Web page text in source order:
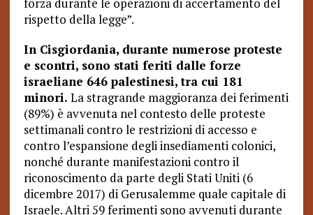
forza durante le operazioni di accertamento del
rispetto della legge”.
In Cisgiordania, durante numerose proteste
e scontri, sono stati feriti dalle forze
israeliane 646 palestinesi, tra cui 181
minori. La stragrande maggioranza dei ferimenti
(89%) è avvenuta nel contesto delle proteste
settimanali contro le restrizioni di accesso e
contro l’espansione degli insediamenti colonici,
nonché durante manifestazioni contro il
riconoscimento da parte degli Stati Uniti (6
dicembre 2017) di Gerusalemme quale capitale di
Israele. Altri 59 ferimenti sono avvenuti durante